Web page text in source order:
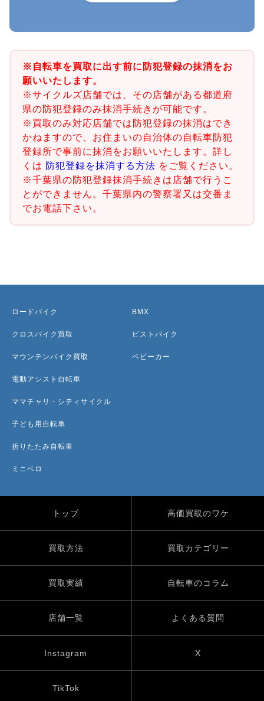
※自転車を買取に出す前に防犯登録の抹消をお
願いいたします。
※サイクルズ店舗では、その店舗がある都道府
県の防犯登録のみ抹消手続きが可能です。
※買取のみ対応店舗では防犯登録の抹消はでき
かねますので、お住まいの自治体の自転車防犯
登録所で事前に抹消をお願いいたします。詳し
くは 防犯登録を抹消する方法 をご覧ください。
※千葉県の防犯登録抹消手続きは店舗で行うこ
とができません。千葉県内の警察署又は交番ま
でお電話下さい。
ロードバイク
クロスバイク買取
マウンテンバイク買取
電動アシスト自転車
ママチャリ・シティサイクル
子ども用自転車
折りたたみ自転車
ミニベロ
BMX
ピストバイク
ベビーカー
トップ 高価買取のワケ
買取方法 買取カテゴリー
買取実績 自転車のコラム
店舗一覧 よくある質問
Instagram X
TikTok